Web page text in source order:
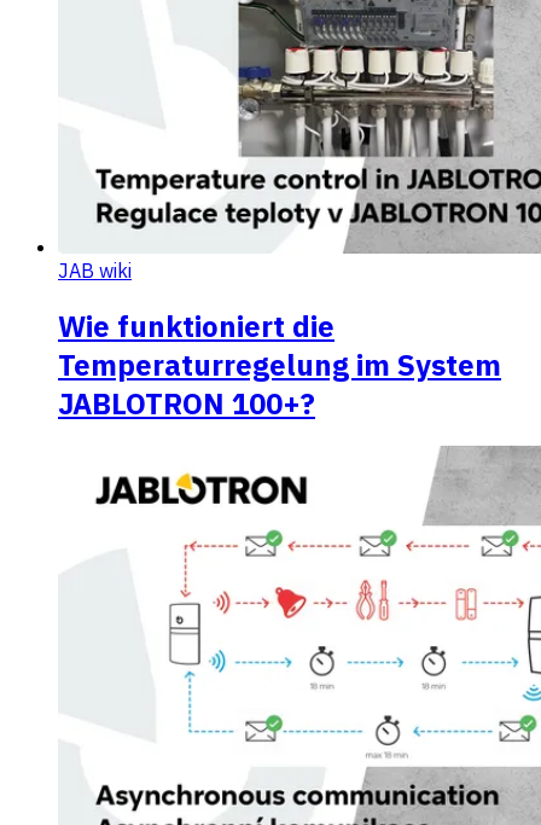
JAB wiki
Wie funktioniert die
Temperaturregelung im System
JABLOTRON 100+?